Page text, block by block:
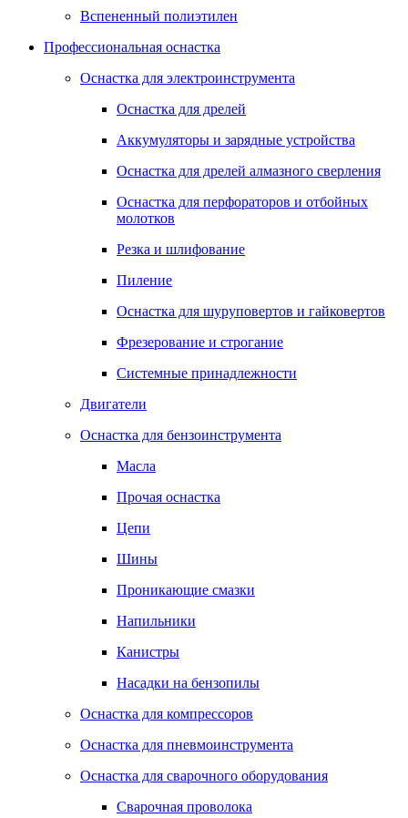
Вспененный полиэтилен
Профессиональная оснастка
Оснастка для электроинструмента
Оснастка для дрелей
Аккумуляторы и зарядные устройства
Оснастка для дрелей алмазного сверления
Оснастка для перфораторов и отбойных
молотков
Резка и шлифование
Пиление
Оснастка для шуруповертов и гайковертов
Фрезерование и строгание
Системные принадлежности
Двигатели
Оснастка для бензоинструмента
Масла
Прочая оснастка
Цепи
Шины
Проникающие смазки
Напильники
Канистры
Насадки на бензопилы
Оснастка для компрессоров
Оснастка для пневмоинструмента
Оснастка для сварочного оборудования
Сварочная проволока